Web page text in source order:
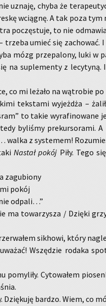
uzna­ję, chyba że
wcią­gnę. A tak poza tym
po­czę­stu­je, to nie
trze­ba umieć się
mózg prze­pa­lo­ny, luki w
na su­ple­men­ty z
co mi le­ża­ło na wą­tro­bie
tek­sta­mi wy­jeż­dża –
to takie wy­ra­fi­no­wa­ne
by­li­śmy pre­kur­so­ra­mi.
walka z sys­te­mem!
Na­stał pokój Piły. Tego
za­gu­bio­ny
pokój
od­pa­li…”
ma to­wa­rzy­sza / Dzię­ki
si­kho­wi, który
Wszę­dzie ro­da­ka
po­my­li­ły. Cy­to­wa­łem
Dzię­ku­ję bar­dzo. Wiem, co